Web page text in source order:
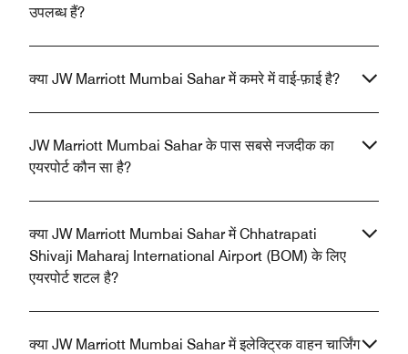
उपलब्ध हैं?
क्या JW Marriott Mumbai Sahar में कमरे में वाई-फ़ाई है?
JW Marriott Mumbai Sahar के पास सबसे नजदीक का
एयरपोर्ट कौन सा है?
क्या JW Marriott Mumbai Sahar में Chhatrapati
Shivaji Maharaj International Airport (BOM) के लिए
एयरपोर्ट शटल है?
क्या JW Marriott Mumbai Sahar में इलेक्ट्रिक वाहन चार्जिंग